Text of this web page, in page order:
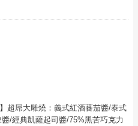
超屌大雕燒：義式紅酒蕃茄醬/泰式
/經典凱薩起司醬/75%黑苦巧克力